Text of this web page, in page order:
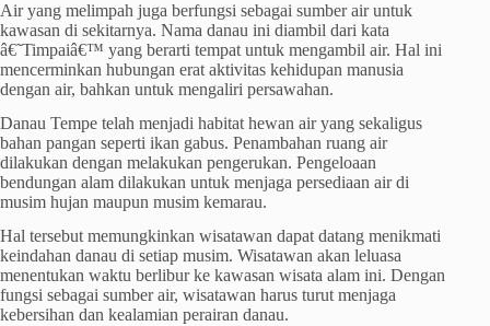
Air yang melimpah juga berfungsi sebagai sumber air untuk
kawasan di sekitarnya. Nama danau ini diambil dari kata
â€˜Timpaiâ€™ yang berarti tempat untuk mengambil air. Hal ini
mencerminkan hubungan erat aktivitas kehidupan manusia
dengan air, bahkan untuk mengaliri persawahan.
Danau Tempe telah menjadi habitat hewan air yang sekaligus
bahan pangan seperti ikan gabus. Penambahan ruang air
dilakukan dengan melakukan pengerukan. Pengeloaan
bendungan alam dilakukan untuk menjaga persediaan air di
musim hujan maupun musim kemarau.
Hal tersebut memungkinkan wisatawan dapat datang menikmati
keindahan danau di setiap musim. Wisatawan akan leluasa
menentukan waktu berlibur ke kawasan wisata alam ini. Dengan
fungsi sebagai sumber air, wisatawan harus turut menjaga
kebersihan dan kealamian perairan danau.